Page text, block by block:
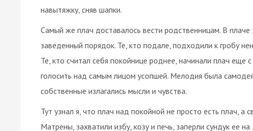
навытяжку, сняв шапки.
Самый же плач доставалось вести родственницам. В
заведенный порядок. Те, кто подале, подходили к гробу
Те, кто считал себя покойнице роднее, начинали плач еще
голосить над самым лицом усопшей. Мелодия была
собственные излагались мысли и чувства.
Тут узнал я, что плач над покойной не просто есть плач, а
Матрены, захватили избу, козу и печь, заперли сундук ее